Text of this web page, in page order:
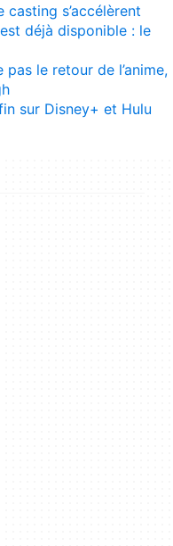
casting s’accélèrent
déjà disponible : le
le retour de l’anime,
sur Disney+ et Hulu